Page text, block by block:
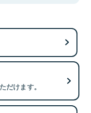
だけます。